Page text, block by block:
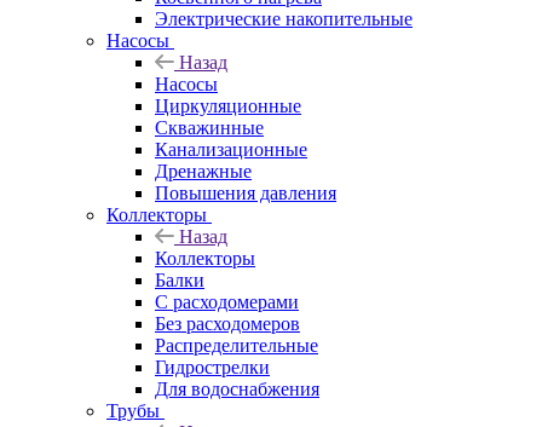
Электрические накопительные
Насосы
Назад
Насосы
Циркуляционные
Скважинные
Канализационные
Дренажные
Повышения давления
Коллекторы
Назад
Коллекторы
Балки
С расходомерами
Без расходомеров
Распределительные
Гидрострелки
Для водоснабжения
Трубы